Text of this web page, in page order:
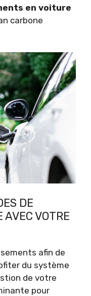
en voiture
carbone
DE
AVEC VOTRE
afin de
du système
de votre
pour